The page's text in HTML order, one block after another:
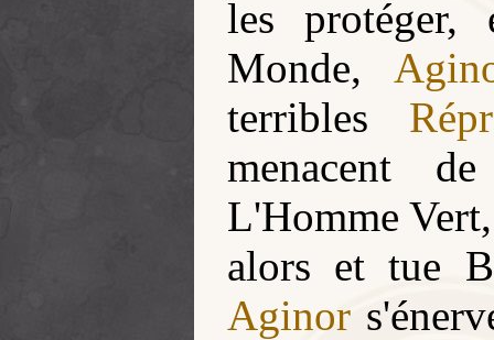
les
Monde,
terribles
menacent
L'Homme
alors et tue
Aginor